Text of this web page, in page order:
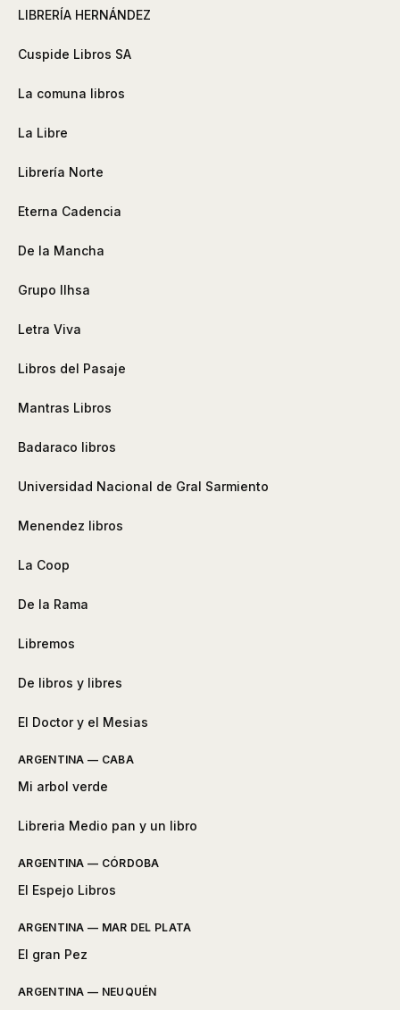
LIBRERÍA HERNÁNDEZ
Cuspide Libros SA
La comuna libros
La Libre
Librería Norte
Eterna Cadencia
De la Mancha
Grupo Ilhsa
Letra Viva
Libros del Pasaje
Mantras Libros
Badaraco libros
Universidad Nacional de Gral Sarmiento
Menendez libros
La Coop
De la Rama
Libremos
De libros y libres
El Doctor y el Mesias
ARGENTINA — CABA
Mi arbol verde
Libreria Medio pan y un libro
ARGENTINA — CÓRDOBA
El Espejo Libros
ARGENTINA — MAR DEL PLATA
El gran Pez
ARGENTINA — NEUQUÉN